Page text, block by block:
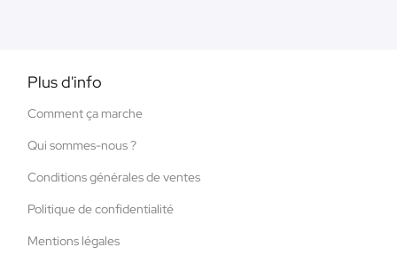
Plus d'info
Comment ça marche
Qui sommes-nous ?
Conditions générales de ventes
Politique de confidentialité
Mentions légales